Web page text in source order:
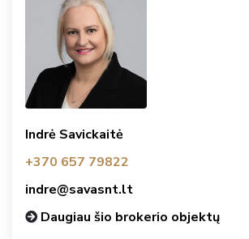
Indrė Savickaitė
+370 657 79822
indre@savasnt.lt
Daugiau šio brokerio objektų